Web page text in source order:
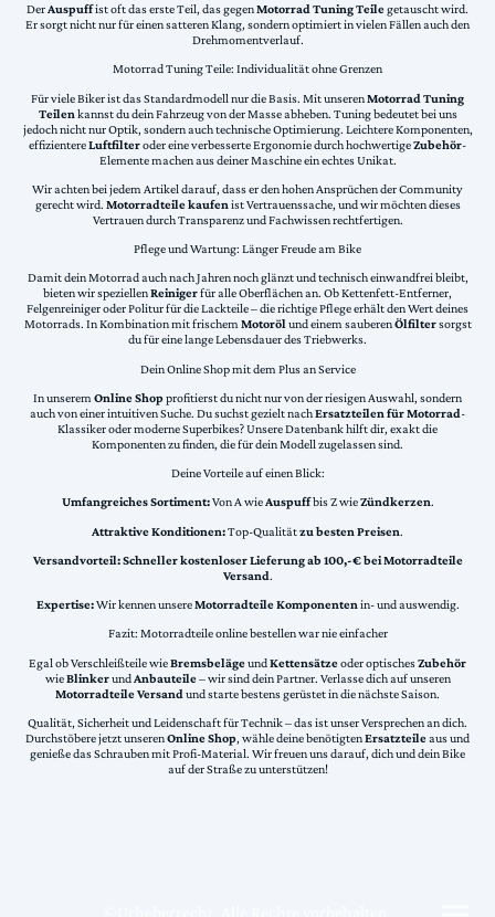
DerAuspuffist oft das erste Teil, das gegenMotorrad Tuning Teilegetauscht wird.
Er sorgt nicht nur für einen satteren Klang, sondern optimiert in vielen Fällen auch den
Drehmomentverlauf.
Motorrad Tuning Teile: Individualität ohne Grenzen
Für viele Biker ist das Standardmodell nur die Basis. Mit unserenMotorrad Tuning
Teilen kannst du dein Fahrzeug von der Masse abheben. Tuning bedeutet bei uns
jedoch nicht nur Optik, sondern auch technische Optimierung. Leichtere Komponenten,
effizientereLuftfilteroder eine verbesserte Ergonomie durch hochwertigeZubehör-
Elemente machen aus deiner Maschine ein echtes Unikat.
Wir achten bei jedem Artikel darauf, dass er den hohen Ansprüchen der Community
gerecht wird. Motorradteile kaufen ist Vertrauenssache, und wir möchten dieses
Vertrauen durch Transparenz und Fachwissen rechtfertigen.
Pflege und Wartung: Länger Freude am Bike
Damit dein Motorrad auch nach Jahren noch glänzt und technisch einwandfrei bleibt,
bieten wir speziellenReinigerfür alle Oberflächen an. Ob Kettenfett-Entferner,
Felgenreiniger oder Politur für die Lackteile – die richtige Pflege erhält den Wert deines
Motorrads. In Kombination mit frischemMotorölund einem sauberenÖlfiltersorgst
du für eine lange Lebensdauer des Triebwerks.
Dein Online Shop mit dem Plus an Service
In unserem Online Shopprofitierst du nicht nur von der riesigen Auswahl, sondern
auch von einer intuitiven Suche. Du suchst gezielt nachErsatzteilen für Motorrad-
Klassiker oder moderne Superbikes? Unsere Datenbank hilft dir, exakt die
Komponenten zu finden, die für dein Modell zugelassen sind.
Deine Vorteile auf einen Blick:
Umfangreiches Sortiment:Von A wieAuspuffbis Z wieZündkerzen.
Attraktive Konditionen:Top-Qualitätzu besten Preisen.
Versandvorteil:Schneller kostenloser Lieferung ab 100,-€ bei Motorradteile
Versand.
Expertise:Wir kennen unsereMotorradteile Komponentenin- und auswendig.
Fazit: Motorradteile online bestellen war nie einfacher
Egal ob Verschleißteile wieBremsbelägeundKettensätzeoder optischesZubehör
wieBlinkerundAnbauteile– wir sind dein Partner. Verlasse dich auf unseren
Motorradteile Versand und starte bestens gerüstet in die nächste Saison.
Qualität, Sicherheit und Leidenschaft für Technik – das ist unser Versprechen an dich.
Durchstöbere jetzt unserenOnline Shop, wähle deine benötigtenErsatzteileaus und
genieße das Schrauben mit Profi-Material. Wir freuen uns darauf, dich und dein Bike
auf der Straße zu unterstützen!